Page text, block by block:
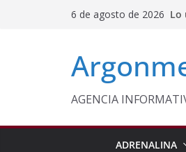
6 de agosto de 2026 Lo
AGENCIA
ADRENALINA